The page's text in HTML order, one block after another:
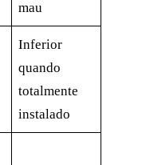
mau
Inferior
quando
totalmente
instalado